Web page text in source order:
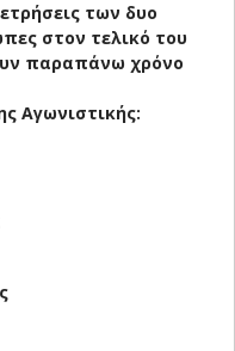
των δυο
στον τελικό του
παραπάνω χρόνο
Αγωνιστικής: